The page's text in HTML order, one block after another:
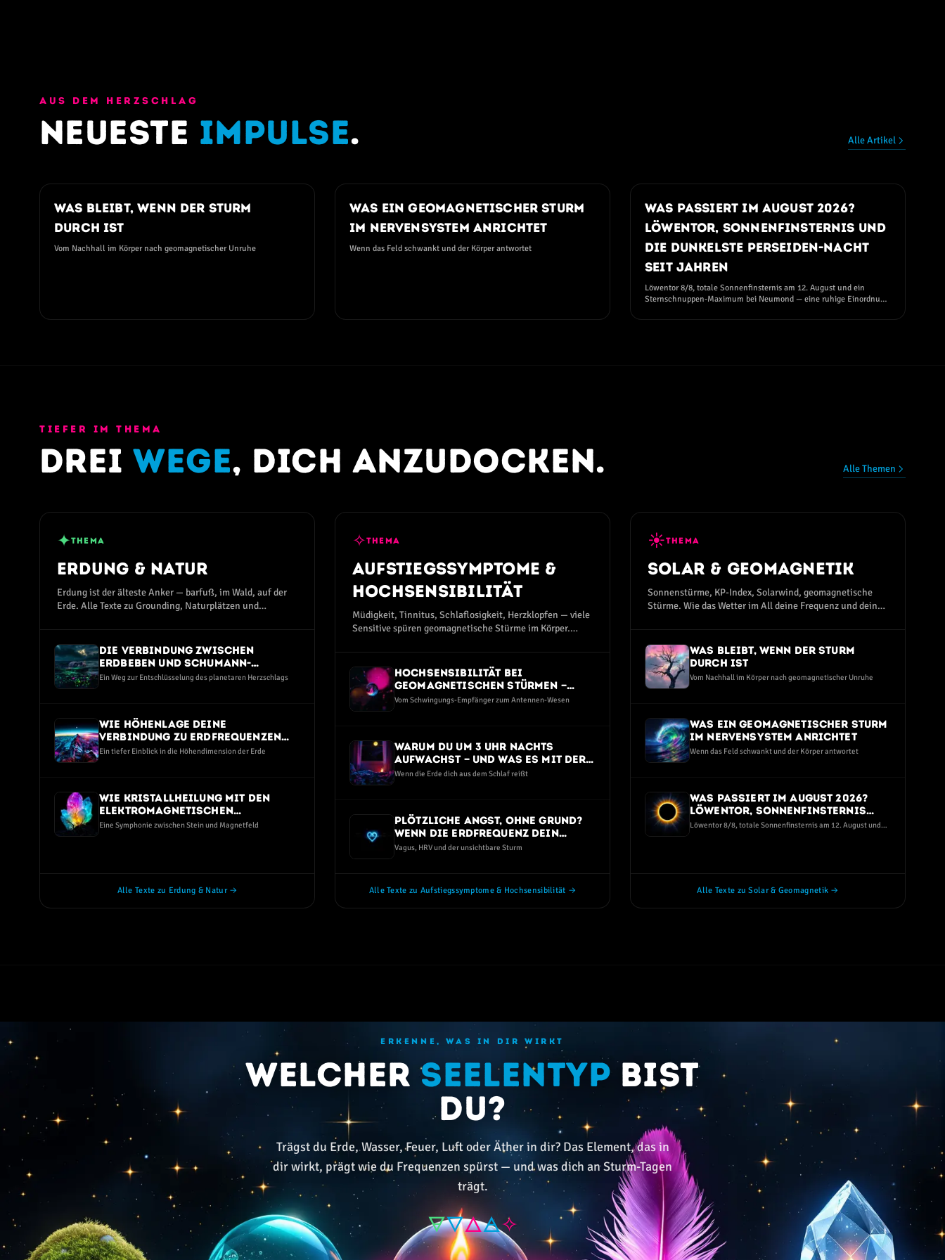
AUS DEM HERZSCHLAG
Neueste Impulse. Alle Artikel
Was bleibt, wenn der Sturm
durch ist
Vom Nachhall im Körper nach geomagnetischer Unruhe
Was ein geomagnetischer Sturm
im Nervensystem anrichtet
Wenn das Feld schwankt und der Körper antwortet
Was passiert im August 2026?
Löwentor, Sonnenfinsternis und
die dunkelste Perseiden-Nacht
seit Jahren
Löwentor 8/8, totale Sonnenfinsternis am 12. August und ein
Sternschnuppen-Maximum bei Neumond — eine ruhige Einordnung
TIEFER IM THEMA
DreiWege, dich anzudocken. Alle Themen
✦THEMA
Erdung & Natur
Erdung ist der älteste Anker — barfuß, im Wald, auf der
Erde. Alle Texte zu Grounding, Naturplätzen und
Die Verbindung zwischen
Erdbeben und Schumann-
Resonanz-Anomalien
Ein Weg zur Entschlüsselung des planetaren Herzschlags
Wie Höhenlage deine
Verbindung zu Erdfrequenzen
beeinflusst
Ein tiefer Einblick in die Höhendimension der Erde
Wie Kristallheilung mit den
elektromagnetischen
Frequenzen der Erde verbunden
Eine Symphonie zwischen Stein und Magnetfeld
Alle Texte zu Erdung & Natur →
✧THEMA
Aufstiegssymptome &
Hochsensibilität
Müdigkeit, Tinnitus, Schlaflosigkeit, Herzklopfen — viele
Sensitive spüren geomagnetische Stürme im Körper.
Hochsensibilität bei
geomagnetischen Stürmen —
warum HSP die Erde intensiver
Vom Schwingungs-Empfänger zum Antennen-Wesen
Warum du um 3 Uhr nachts
aufwachst — und was es mit der
Schumann-Frequenz zu tun hat
Wenn die Erde dich aus dem Schlaf reißt
Plötzliche Angst, ohne Grund?
Wenn die Erdfrequenz dein
Nervensystem trifft
Vagus, HRV und der unsichtbare Sturm
Alle Texte zu Aufstiegssymptome & Hochsensibilität →
☀THEMA
Solar & Geomagnetik
Sonnenstürme, KP-Index, Solarwind, geomagnetische
Stürme. Wie das Wetter im All deine Frequenz und dein
Was bleibt, wenn der Sturm
durch ist
Vom Nachhall im Körper nach geomagnetischer Unruhe
Was ein geomagnetischer Sturm
im Nervensystem anrichtet
Wenn das Feld schwankt und der Körper antwortet
Was passiert im August 2026?
Löwentor, Sonnenfinsternis
und die dunkelste Perseiden-
Löwentor 8/8, totale Sonnenfinsternis am 12. August und
Alle Texte zu Solar & Geomagnetik →
ERKENNE, WAS IN DIR WIRKT
WelcherSeelentypbist
du?
Trägst du Erde, Wasser, Feuer, Luft oder Äther in dir? Das Element, das in
dir wirkt, prägt wie du Frequenzen spürst — und was dich an Sturm-Tagen
trägt.
🜃🜄🜂🜁✧